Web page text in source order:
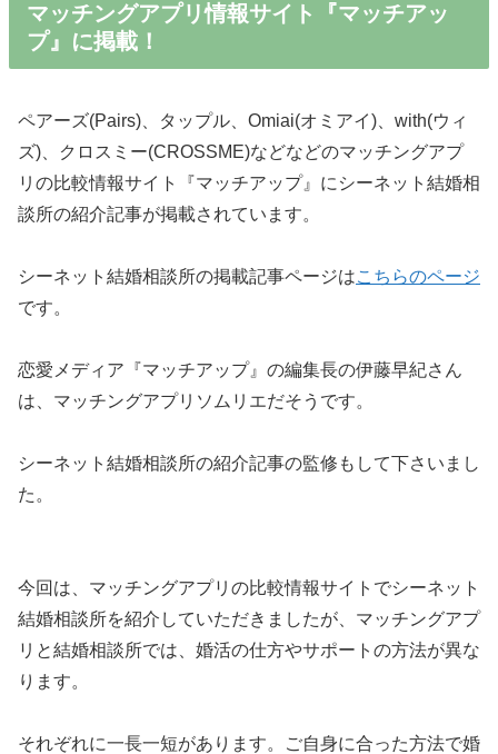
マッチングアプリ情報サイト『マッチアッ
プ』に掲載！
ペアーズ(Pairs)、タップル、Omiai(オミアイ)、with(ウィ
ズ)、クロスミー(CROSSME)などなどのマッチングアプ
リの比較情報サイト『マッチアップ』にシーネット結婚相
談所の紹介記事が掲載されています。
シーネット結婚相談所の掲載記事ページはこちらのページ
です。
恋愛メディア『マッチアップ』の編集長の伊藤早紀さん
は、マッチングアプリソムリエだそうです。
シーネット結婚相談所の紹介記事の監修もして下さいまし
た。
今回は、マッチングアプリの比較情報サイトでシーネット
結婚相談所を紹介していただきましたが、マッチングアプ
リと結婚相談所では、婚活の仕方やサポートの方法が異な
ります。
それぞれに一長一短があります。ご自身に合った方法で婚